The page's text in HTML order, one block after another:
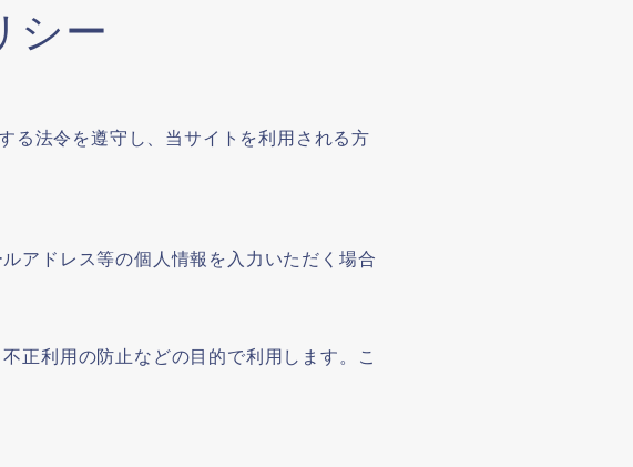
シー
る法令を遵守し、当サイトを利用される方
アドレス等の個人情報を入力いただく場合
正利用の防止などの目的で利用します。こ